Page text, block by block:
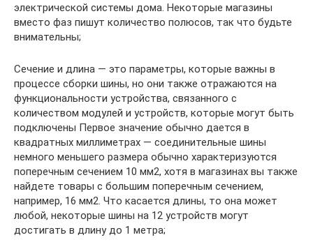
электрической системы дома. Некоторые магазины
вместо фаз пишут количество полюсов, так что будьте
внимательны;
Сечение и длина — это параметры, которые важны в
процессе сборки шины, но они также отражаются на
функциональности устройства, связанного с
количеством модулей и устройств, которые могут быть
подключены Первое значение обычно дается в
квадратных миллиметрах — соединительные шины
немного меньшего размера обычно характеризуются
поперечным сечением 10 мм2, хотя в магазинах вы также
найдете товары с большим поперечным сечением,
например, 16 мм2. Что касается длины, то она может
любой, некоторые шины на 12 устройств могут
достигать в длину до 1 метра;